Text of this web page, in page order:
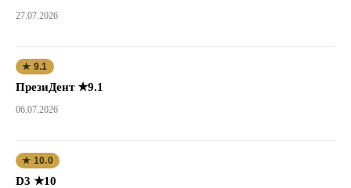
27.07.2026
★ 9.1
ПрезиДент ★9.1
06.07.2026
★ 10.0
D3 ★10